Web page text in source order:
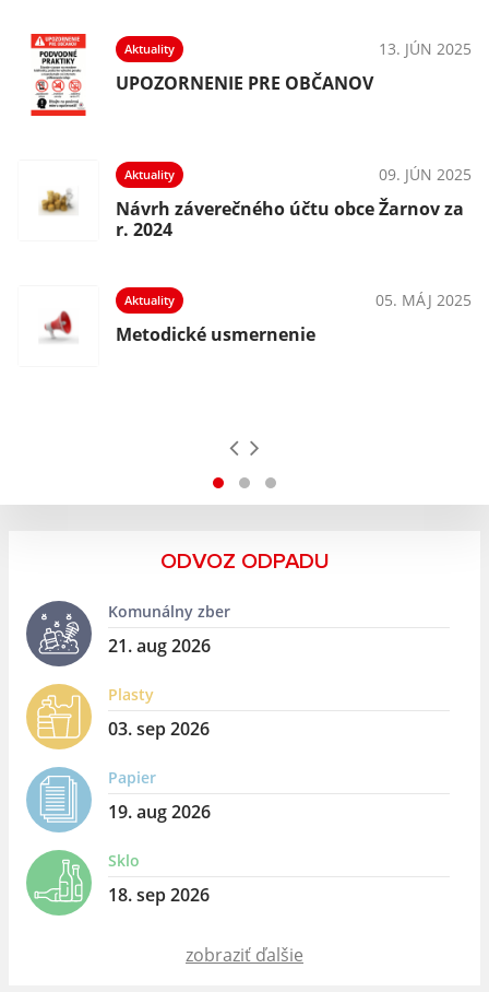
Aktuality 13. JÚN 2025
UPOZORNENIE PRE OBČANOV
Aktuality 09. JÚN 2025
Návrh záverečného účtu obce Žarnov za
r. 2024
Aktuality 05. MÁJ 2025
Metodické usmernenie
ODVOZ ODPADU
Komunálny zber
21. aug 2026
Plasty
03. sep 2026
Papier
19. aug 2026
Sklo
18. sep 2026
zobraziť ďalšie